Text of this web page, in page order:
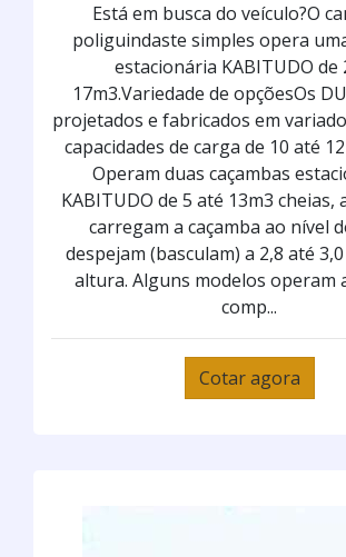
Está em busca do veículo?O
poliguindaste simples opera
estacionária KABITUDO de
17m3.Variedade de opçõesOs
projetados e fabricados em
capacidades de carga de 10 até
Operam duas caçambas
KABITUDO de 5 até 13m3 cheias,
carregam a caçamba ao nível
despejam (basculam) a 2,8 até
altura. Alguns modelos operam
comp...
Cotar agora